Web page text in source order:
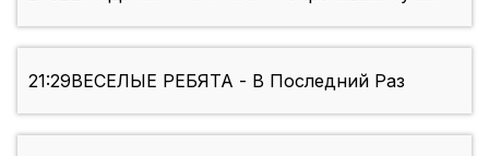
21:29ВЕСЕЛЫЕ РЕБЯТА - В Последний Раз